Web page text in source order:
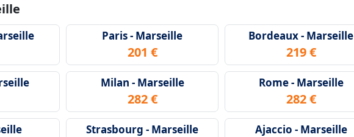
Paris - Marseille
201 €
Bordeaux - Marseille
219 €
Milan - Marseille
282 €
Rome - Marseille
282 €
Strasbourg - Marseille Ajaccio - Marseille